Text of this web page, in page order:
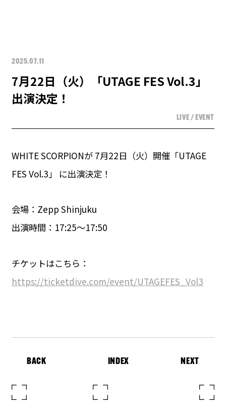
2025.07.11
7月22日（火）「UTAGE FES Vol.3」
出演決定！
LIVE / EVENT
WHITE SCORPIONが 7月22日（火）開催「UTAGE
FES Vol.3」 に出演決定！
会場：Zepp Shinjuku
出演時間：17:25〜17:50
チケットはこちら：
https://ticketdive.com/event/UTAGEFES_Vol3
BACK INDEX NEXT